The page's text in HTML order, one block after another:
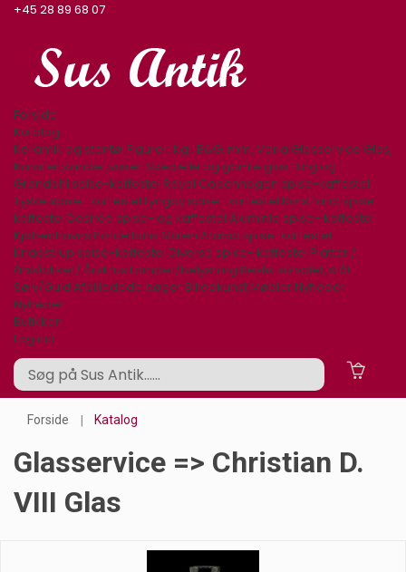
+45 28 89 68 07
Forside
Katalog
Keramik og stentøj Figurer. Kgl. B&G, mm. Varia Glasservice Glas,
Karafler,kander,vaser Specielle og gamle glas Bing og
Grøndahl spise-kaffestel Royal Copenhagen spise-kaffestel
Tyske spise- kaffestel Lyngby spise- kaffestel Rørstrand spise-
kaffestel Desiree spise- og kaffestel Aluminia spise- kaffestel
Kjøbenhavns Porcellains Maleri Arabia spise-kaffestel
Knabstrup spise-kaffestel Diverse spise- kaffestel Platter /
årsklokker/ Årskrus Lamper/belysning Bestik sølvplet, stål
Sølv/Guld Afbilledede bøger Billedkunst Møbler Nyheder
Nyheder
Butikken
Log ind
Forside Katalog
Glasservice => Christian D.
VIII Glas